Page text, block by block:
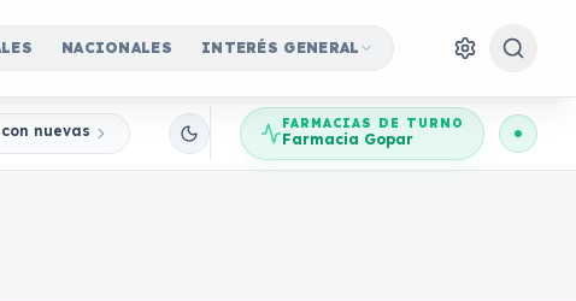
NACIONALES INTERÉS GENERAL
nuevas Jornadas ParticipativasFARMACIAS DE TURNO
Farmacia Gopar